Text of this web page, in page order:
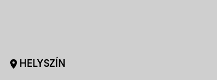
HELYSZÍN